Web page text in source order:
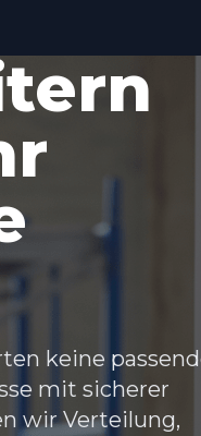
keine
mit sicherer
wir Verteilung,